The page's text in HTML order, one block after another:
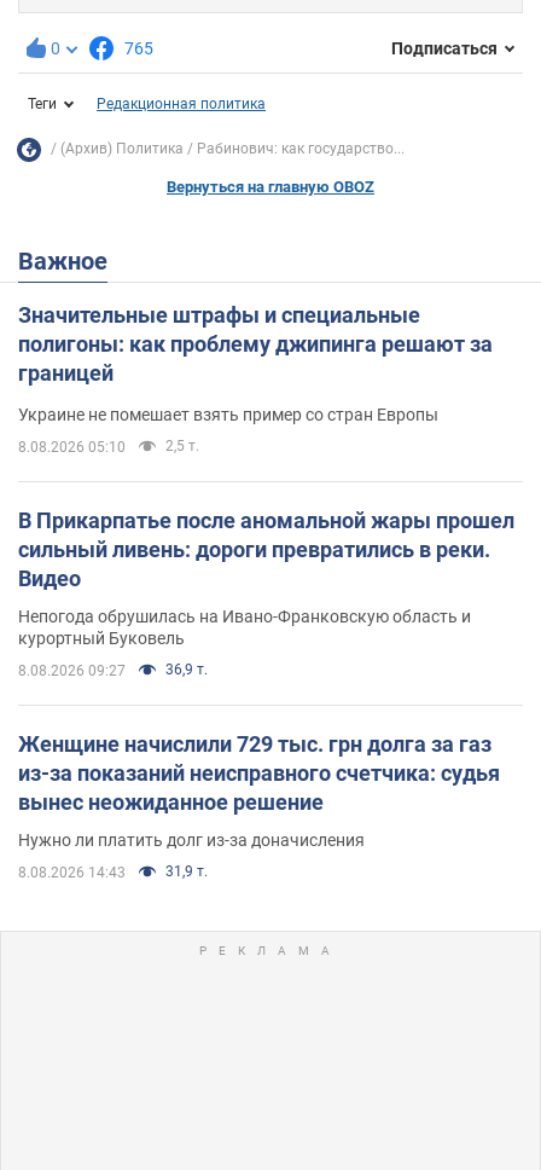
0 765 Подписаться
Теги Редакционная политика
(Архив) Политика Рабинович: как государство...
Вернуться на главную OBOZ
Важное
Значительные штрафы и специальные
полигоны: как проблему джипинга решают за
границей
Украине не помешает взять пример со стран Европы
8.08.2026 05:10 2,5 т.
В Прикарпатье после аномальной жары прошел
сильный ливень: дороги превратились в реки.
Видео
Непогода обрушилась на Ивано-Франковскую область и
курортный Буковель
8.08.2026 09:27 36,9 т.
Женщине начислили 729 тыс. грн долга за газ
из-за показаний неисправного счетчика: судья
вынес неожиданное решение
Нужно ли платить долг из-за доначисления
8.08.2026 14:43 31,9 т.